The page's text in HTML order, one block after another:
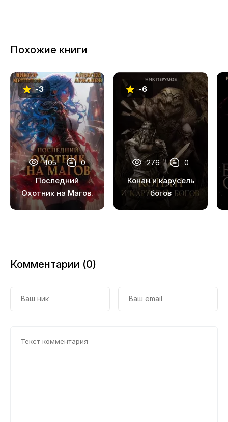
Похожие книги
-3
405 0
Последний
Охотник на Магов.
Том 3
-6
276 0
Конан и карусель
богов
Комментарии (0)